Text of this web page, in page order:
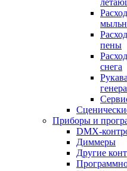
пены
снега
Приборы и
DMX-
Диммеры
Другие